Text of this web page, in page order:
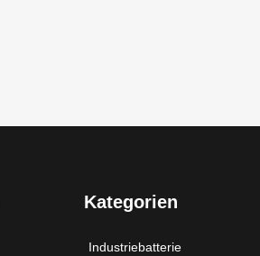
Kategorien
Industriebatterie